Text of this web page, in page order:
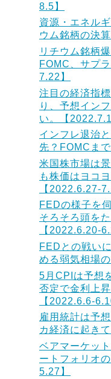
8.5】
資源・エネル
ウム銘柄の決
リチウム銘柄
FOMC、サプ
7.22】
注目の経済指
り、予想イン
い。【
インフレ退治
先？FOMCま
米国株市場は
も株価はヨコ
【2022.6.27-
FEDの様子を
そろそろ頭を
【2022.6.20-
FEDとの戦い
める弱気相場
5月CPIは予想
否定で金利上
【2022.6.6-
雇用統計は予
カ経済に起き
ベアマーケッ
ートフォリオ
5.27】